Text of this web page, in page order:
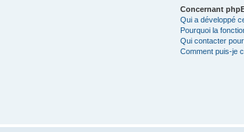
Concernant
Qui a développé
Pourquoi la
Qui contacter
Comment puis-je